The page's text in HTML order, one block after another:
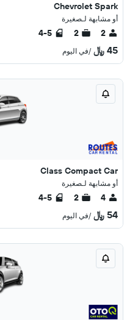
Chevrolet Spark
أو مشابهة لـصغيرة
2
2
4-5
45 ﷼ /في اليوم
Class Compact Car
أو مشابهة لـصغيرة
4
2
4-5
54 ﷼ /في اليوم